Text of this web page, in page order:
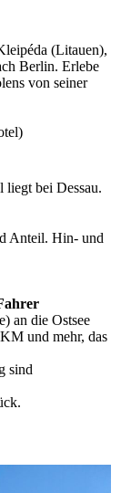
(Litauen),
Berlin. Erlebe
von seiner
liegt bei Dessau.
Anteil. Hin- und
an die Ostsee
und mehr, das
sind